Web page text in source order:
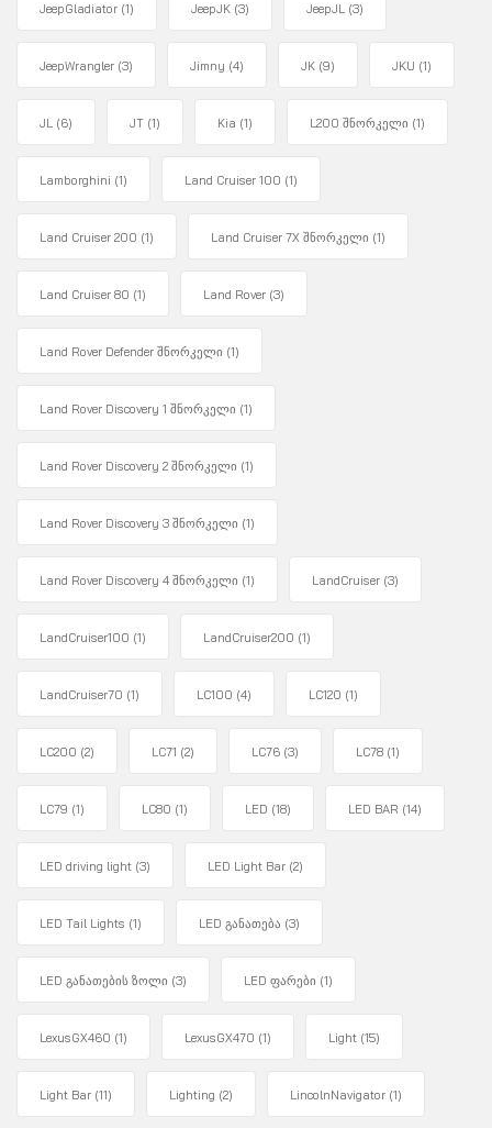
JeepGladiator (1) JeepJK (3) JeepJL (3)
JeepWrangler (3) Jimny (4) JK (9) JKU (1)
JL (6) JT (1) Kia (1) L200 შნორკელი (1)
Lamborghini (1) Land Cruiser 100 (1)
Land Cruiser 200 (1) Land Cruiser 7X შნორკელი (1)
Land Cruiser 80 (1) Land Rover (3)
Land Rover Defender შნორკელი (1)
Land Rover Discovery 1 შნორკელი (1)
Land Rover Discovery 2 შნორკელი (1)
Land Rover Discovery 3 შნორკელი (1)
Land Rover Discovery 4 შნორკელი (1) LandCruiser (3)
LandCruiser100 (1) LandCruiser200 (1)
LandCruiser70 (1) LC100 (4) LC120 (1)
LC200 (2) LC71 (2) LC76 (3) LC78 (1)
LC79 (1) LC80 (1) LED (18) LED BAR (14)
LED driving light (3) LED Light Bar (2)
LED Tail Lights (1) LED განათება (3)
LED განათების ზოლი (3) LED ფარები (1)
LexusGX460 (1) LexusGX470 (1) Light (15)
Light Bar (11) Lighting (2) LincolnNavigator (1)